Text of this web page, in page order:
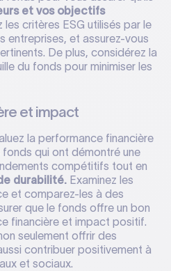
et vos objectifs
les critères ESG utilisés par le
entreprises, et assurez-vous
De plus, considérez la
du fonds pour minimiser les
et impact
la performance financière
qui ont démontré une
compétitifs tout en
durabilité. Examinez les
et comparez-les à des
que le fonds offre un bon
financière et impact positif.
seulement offrir des
contribuer positivement à
et sociaux.